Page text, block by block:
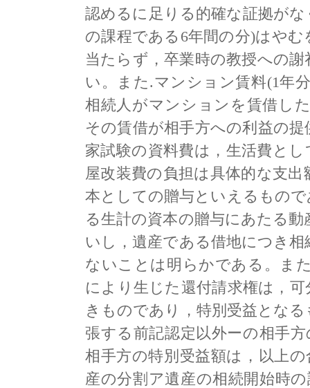
認めるに足りる的確な証拠が
の課程である6年間の分)はや
当たらず，卒業時の教授への
い。また.マンション賃料(1年
相続人がマンションを賃借し
その賃借が相手方への利益の
家試験の資料費は，生活費と
屋改装費の負担は具体的な支
本としての贈与といえるもの
る生計の資本の贈与にあたる
いし，遺産である借地につき
ないことは明らかである。ま
により生じた還付請求権は，
きものであり，特別受益とな
張する前記認定以外ーの相手
相手方の特別受益額は，以上の
産の分割ア遺産の相続開始時